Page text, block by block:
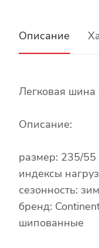
Описание
Легковая
Описание:
размер: 235/55
индексы
сезонность:
бренд:
шипованные